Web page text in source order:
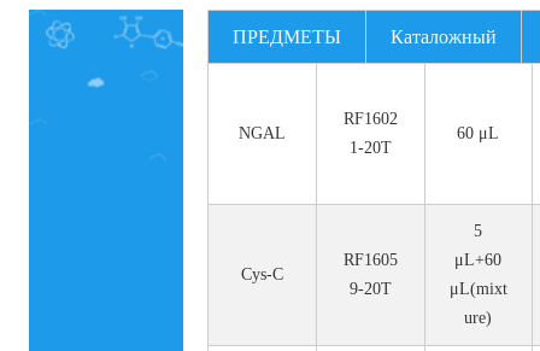
ПРЕДМЕТЫ Каталожный
NGAL
RF1602
1-20T
60 μL
Cys-C
RF1605
9-20T
5
μL+60
μL(mixt
ure)